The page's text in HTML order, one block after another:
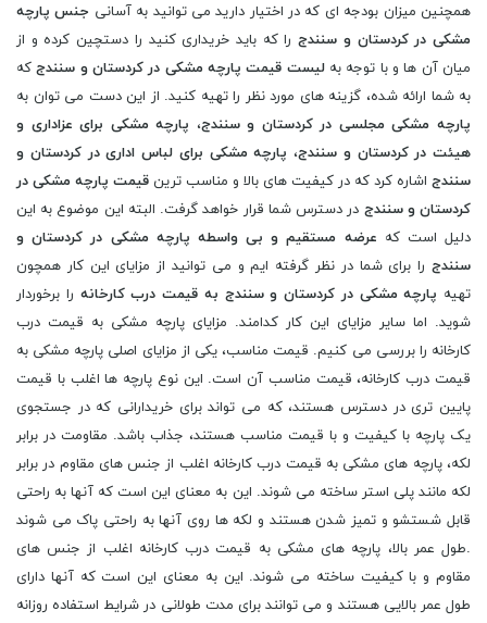
همچنین میزان بودجه ای که در اختیار دارید می توانید به آسانی جنس پارچه
مشکی در کردستان و سنندج را که باید خریداری کنید را دستچین کرده و از
میان آن ها و با توجه به لیست قیمت پارچه مشکی در کردستان و سنندج که
به شما ارائه شده، گزینه های مورد نظر را تهیه کنید. از این دست می توان به
پارچه مشکی مجلسی در کردستان و سنندج، پارچه مشکی برای عزاداری و
هیئت در کردستان و سنندج، پارچه مشکی برای لباس اداری در کردستان و
سنندج اشاره کرد که در کیفیت های بالا و مناسب ترین قیمت پارچه مشکی در
کردستان و سنندج در دسترس شما قرار خواهد گرفت. البته این موضوع به این
دلیل است که عرضه مستقیم و بی واسطه پارچه مشکی در کردستان و
سنندج را برای شما در نظر گرفته ایم و می توانید از مزایای این کار همچون
تهیه پارچه مشکی در کردستان و سنندج به قیمت درب کارخانه را برخوردار
شوید. اما سایر مزایای این کار کدامند. مزایای پارچه مشکی به قیمت درب
کارخانه را بررسی می کنیم. قیمت مناسب، یکی از مزایای اصلی پارچه مشکی به
قیمت درب کارخانه، قیمت مناسب آن است. این نوع پارچه ها اغلب با قیمت
پایین تری در دسترس هستند، که می تواند برای خریدارانی که در جستجوی
یک پارچه با کیفیت و با قیمت مناسب هستند، جذاب باشد. مقاومت در برابر
لکه، پارچه های مشکی به قیمت درب کارخانه اغلب از جنس های مقاوم در برابر
لکه مانند پلی استر ساخته می شوند. این به معنای این است که آنها به راحتی
قابل شستشو و تمیز شدن هستند و لکه ها روی آنها به راحتی پاک می شوند
.طول عمر بالا، پارچه های مشکی به قیمت درب کارخانه اغلب از جنس های
مقاوم و با کیفیت ساخته می شوند. این به معنای این است که آنها دارای
طول عمر بالایی هستند و می توانند برای مدت طولانی در شرایط استفاده روزانه